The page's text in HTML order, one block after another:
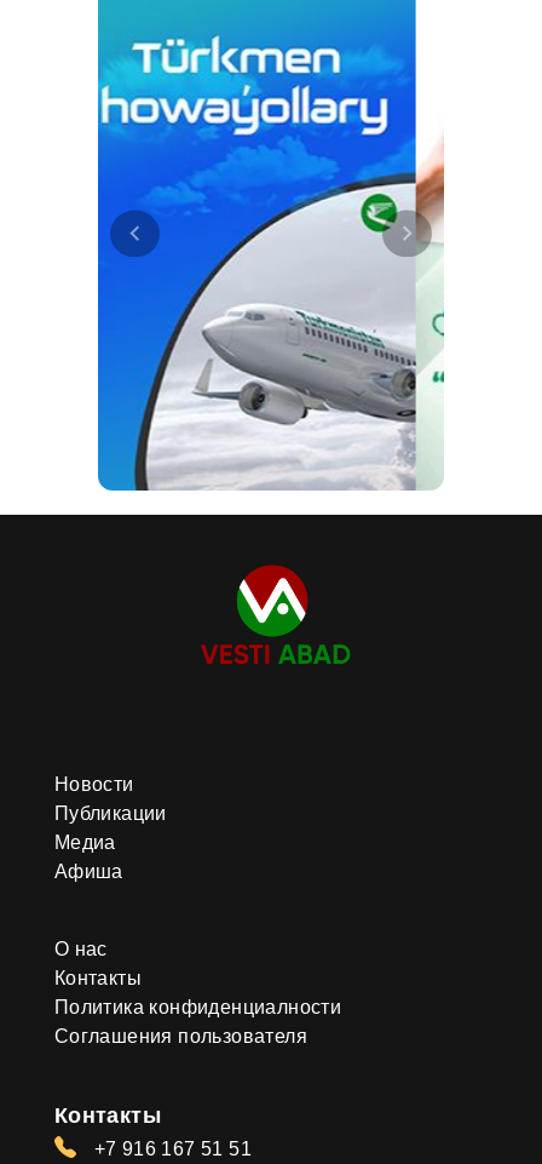
Новости
Публикации
Медиа
Афиша
О нас
Контакты
Политика конфиденциалности
Соглашения пользователя
Контакты
+7 916 167 51 51